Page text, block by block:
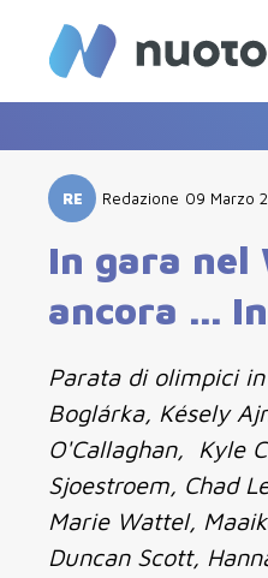
RE Redazione 09 Marzo
In gara nel
ancora ...
Parata di olimpici
Boglárka, Késely
O'Callaghan, Kyle
Sjoestroem, Chad
Marie Wattel,
Duncan Scott,